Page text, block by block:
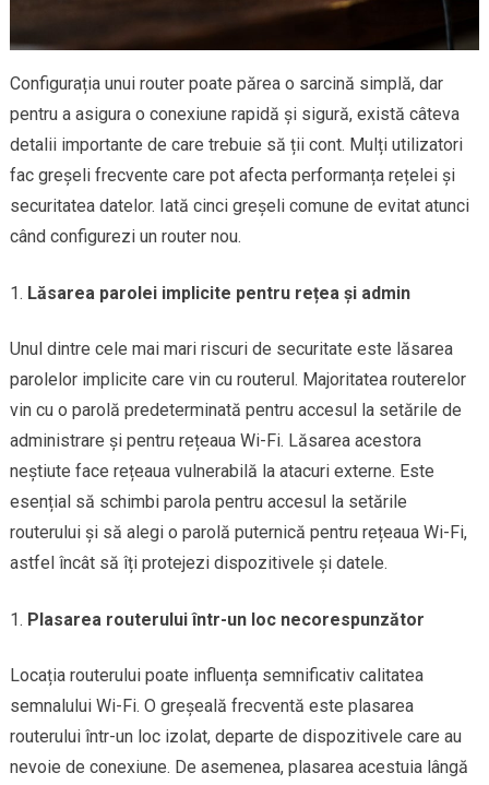
Configurația unui router poate părea o sarcină simplă, dar
pentru a asigura o conexiune rapidă și sigură, există câteva
detalii importante de care trebuie să ții cont. Mulți utilizatori
fac greșeli frecvente care pot afecta performanța rețelei și
securitatea datelor. Iată cinci greșeli comune de evitat atunci
când configurezi un router nou.
Lăsarea parolei implicite pentru rețea și admin
Unul dintre cele mai mari riscuri de securitate este lăsarea
parolelor implicite care vin cu routerul. Majoritatea routerelor
vin cu o parolă predeterminată pentru accesul la setările de
administrare și pentru rețeaua Wi-Fi. Lăsarea acestora
neștiute face rețeaua vulnerabilă la atacuri externe. Este
esențial să schimbi parola pentru accesul la setările
routerului și să alegi o parolă puternică pentru rețeaua Wi-Fi,
astfel încât să îți protejezi dispozitivele și datele.
Plasarea routerului într-un loc necorespunzător
Locația routerului poate influența semnificativ calitatea
semnalului Wi-Fi. O greșeală frecventă este plasarea
routerului într-un loc izolat, departe de dispozitivele care au
nevoie de conexiune. De asemenea, plasarea acestuia lângă